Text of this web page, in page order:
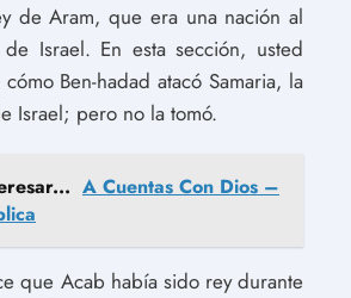
de Aram, que era una nación al
Israel. En esta sección, usted
Ben-hadad atacó Samaria, la
Israel; pero no la tomó.
A Cuentas Con Dios –
que Acab había sido rey durante